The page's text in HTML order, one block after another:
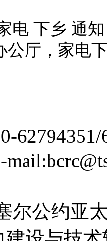
电 下乡 通知
公厅，家电
62794351/
尔公约亚